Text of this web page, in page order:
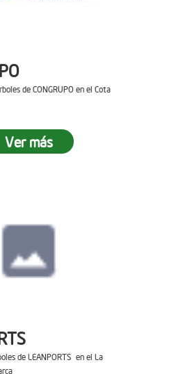
de CONGRUPO en el Cota
Ver más
de LEANPORTS en el La